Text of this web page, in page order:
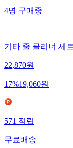
4명구매중
기타 줄 클리너 세
22,870원
17%19,060원
571적립
무료배송